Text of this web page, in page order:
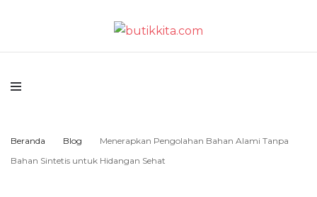
butikkita.com
Beranda Blog
Menerapkan Pengolahan Bahan Alami Tanpa
Bahan Sintetis untuk Hidangan Sehat